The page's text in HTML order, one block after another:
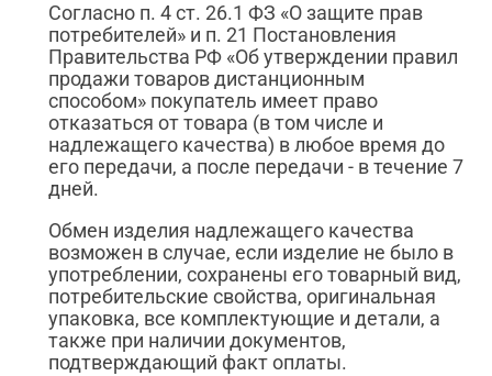
Согласно п. 4 ст. 26.1 ФЗ «О защите прав
потребителей» и п. 21 Постановления
Правительства РФ «Об утверждении правил
продажи товаров дистанционным
способом» покупатель имеет право
отказаться от товара (в том числе и
надлежащего качества) в любое время до
его передачи, а после передачи - в течение 7
дней.
Обмен изделия надлежащего качества
возможен в случае, если изделие не было в
употреблении, сохранены его товарный вид,
потребительские свойства, оригинальная
упаковка, все комплектующие и детали, а
также при наличии документов,
подтверждающий факт оплаты.